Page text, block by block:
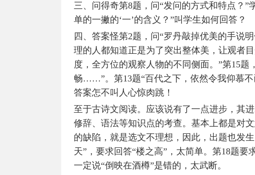
三、问得奇第8题，问“发问的方式和特点？”
单的一撇的‘一’的含义？”叫学生如何回答？
四、答案怪第2题，问“罗丹敲掉优美的手说
理的人都知道正是为了突出整体美，让观者
度，全方位的观察人物的不同侧面。”第15题
畅……”。第13题“百代之下，依然令我仰慕
答案怎不叫人心惊肉跳！
至于古诗文阅读。应该说有了一点进步，其
修辞、语法等知识点的考查。基本上都是对
的缺陷，就是选文不理想，因此，出题也发
天”，要求回答“楼之高”，太简单。第18题要
一定说“倒映在酒樽”是错的，太武断。